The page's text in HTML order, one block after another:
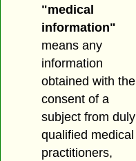
"medical
information"
means any
information
obtained with the
consent of a
subject from duly
qualified medical
practitioners,